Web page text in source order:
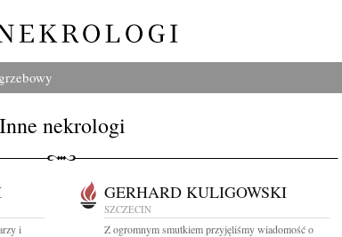
Inne nekrologi
i
GERHARD KULIGOWSKI
SZCZECIN
Z ogromnym smutkiem przyjęliśmy wiadomość o